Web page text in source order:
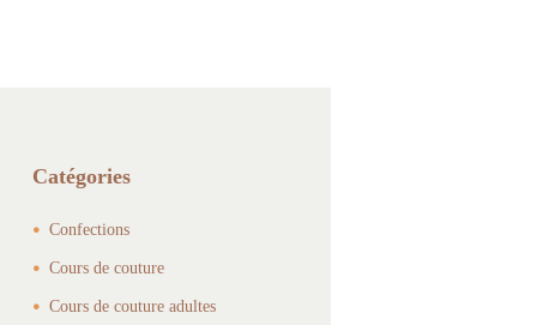
Catégories
Confections
Cours de couture
Cours de couture adultes